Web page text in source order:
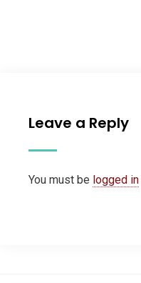
Leave a Reply
You must be logged in